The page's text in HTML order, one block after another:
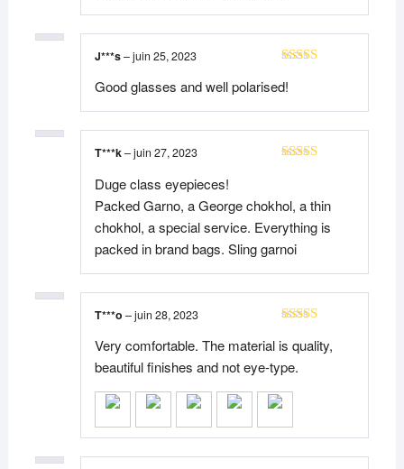
J***s–juin 25, 2023
Good glasses and well polarised!
T***k–juin 27, 2023
Duge class eyepieces!
Packed Garno, a George chokhol, a thin
chokhol, a special service. Everything is
packed in brand bags. Sling garnoi
T***o –juin 28, 2023
Very comfortable. The material is quality,
beautiful finishes and not eye-type.